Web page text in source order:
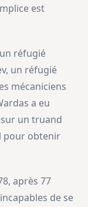
est
réfugié
un réfugié
mécaniciens
a eu
un truand
pour obtenir
après 77
de se